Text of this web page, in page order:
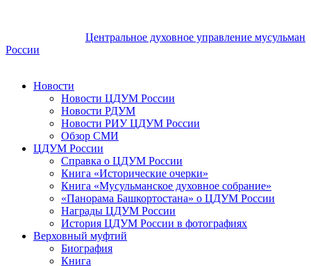
Центральное духовное управление мусульман
России
Новости
Новости ЦДУМ России
Новости РДУМ
Новости РИУ ЦДУМ России
Обзор СМИ
ЦДУМ России
Справка о ЦДУМ России
Книга «Исторические очерки»
Книга «Мусульманское духовное собрание»
«Панорама Башкортостана» о ЦДУМ России
Награды ЦДУМ России
История ЦДУМ России в фотографиях
Верховный муфтий
Биография
Книга